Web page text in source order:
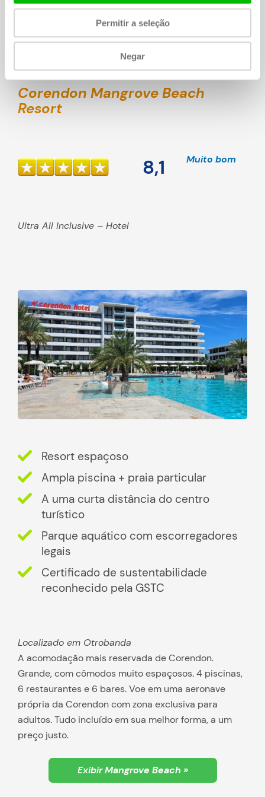
Permitir a seleção
Negar
Exibir Chogogo »
Corendon Mangrove Beach
Resort
8,1 Muito bom
Ultra All Inclusive – Hotel
Resort espaçoso
Ampla piscina + praia particular
A uma curta distância do centro
turístico
Parque aquático com escorregadores
legais
Certificado de sustentabilidade
reconhecido pela GSTC
Localizado em Otrobanda
A acomodação mais reservada de Corendon.
Grande, com cômodos muito espaçosos. 4 piscinas,
6 restaurantes e 6 bares. Voe em uma aeronave
própria da Corendon com zona exclusiva para
adultos. Tudo incluído em sua melhor forma, a um
preço justo.
Exibir Mangrove Beach »